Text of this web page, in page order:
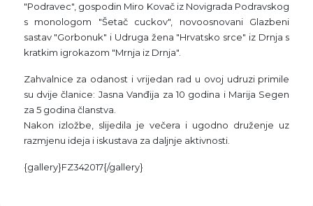
"Podravec", gospodin Miro Kovač iz Novigrada Podravskog
s monologom "Šetač cuckov", novoosnovani Glazbeni
sastav "Gorbonuk" i Udruga žena "Hrvatsko srce" iz Drnja s
kratkim igrokazom "Mrnja iz Drnja".
Zahvalnice za odanost i vrijedan rad u ovoj udruzi primile
su dvije članice: Jasna Vanđija za 10 godina i Marija Segen
za 5 godina članstva.
Nakon izložbe, slijedila je večera i ugodno druženje uz
razmjenu ideja i iskustava za daljnje aktivnosti.
{gallery}FZ342017{/gallery}